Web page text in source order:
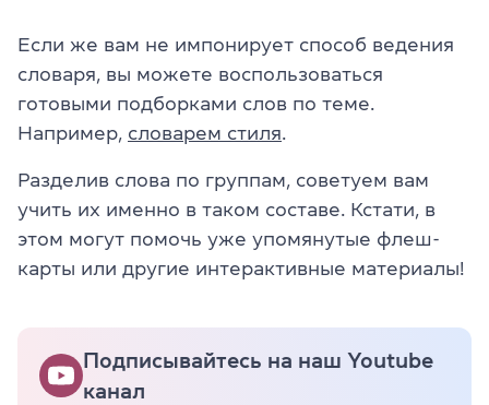
Если же вам не импонирует способ ведения
словаря, вы можете воспользоваться
готовыми подборками слов по теме.
Например, словарем стиля.
Разделив слова по группам, советуем вам
учить их именно в таком составе. Кстати, в
этом могут помочь уже упомянутые флеш-
карты или другие интерактивные материалы!
Подписывайтесь на наш Youtube
канал